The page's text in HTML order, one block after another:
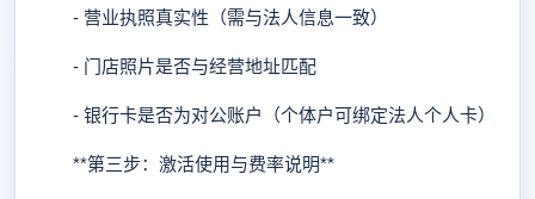
- 营业执照真实性（需与法人信息一致）
- 门店照片是否与经营地址匹配
- 银行卡是否为对公账户（个体户可绑定法人个人卡）
**第三步：激活使用与费率说明**